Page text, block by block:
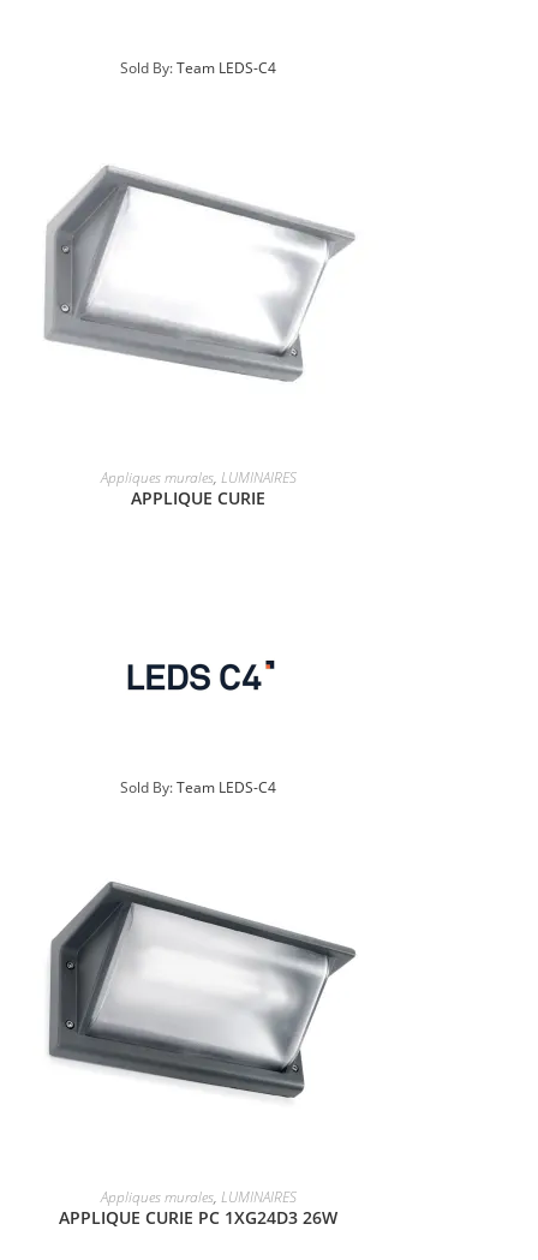
Sold By:Team LEDS-C4
Appliques murales, LUMINAIRES
APPLIQUE CURIE
Sold By:Team LEDS-C4
Appliques murales, LUMINAIRES
APPLIQUE CURIE PC 1XG24D3 26W